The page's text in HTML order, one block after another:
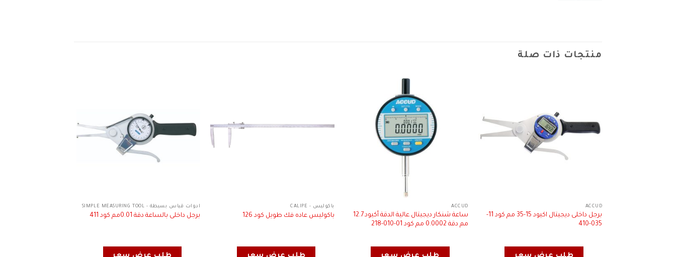
منتجات ذات صلة
ACCUD
برجل داخلى ديجيتال اكيود 15-35 مم كود 11-
035-410
ACCUD
ساعة شنكار ديجيتال عالية الدقة أكيود 12.7
مم دقة 0.0002 مم كود 01-010-218
باكوليس - CALIPE
باكوليس عاده فك طويل كود 126
ادوات قياس بسيطة - SIMPLE MEASURING TOOL
برجل داخلى بالساعة دقة 0.01مم كود 411